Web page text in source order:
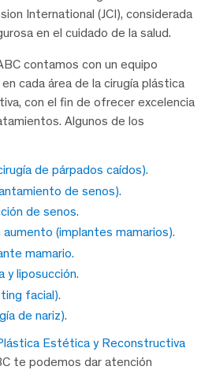
International (JCI), considerada
en el cuidado de la salud.
contamos con un equipo
cada área de la cirugía plástica
con el fin de ofrecer excelencia
Algunos de los
de párpados caídos).
de senos).
de senos.
(implantes mamarios).
mamario.
y liposucción.
facial).
de nariz).
Estética y Reconstructiva
te podemos dar atención